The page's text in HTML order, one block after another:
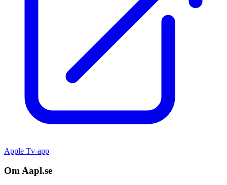
Apple Tv-app
Om Aapl.se